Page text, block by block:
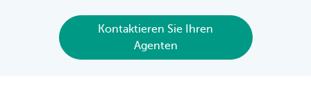
Kontaktieren Sie Ihren
Agenten